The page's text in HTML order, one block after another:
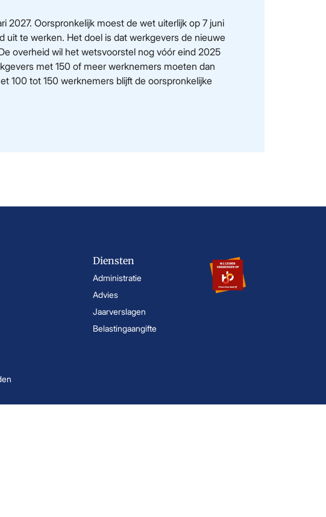
2027. Oorspronkelijk moest de wet uiterlijk op 7 juni
uit te werken. Het doel is dat werkgevers de nieuwe
overheid wil het wetsvoorstel nog vóór eind 2025
met 150 of meer werknemers moeten dan
100 tot 150 werknemers blijft de oorspronkelijke
Diensten
Administratie
Advies
Jaarverslagen
Belastingaangifte